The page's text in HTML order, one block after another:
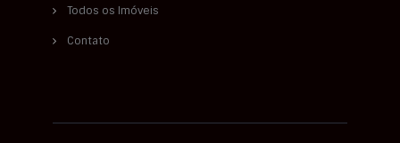
Todos os Imóveis
Contato